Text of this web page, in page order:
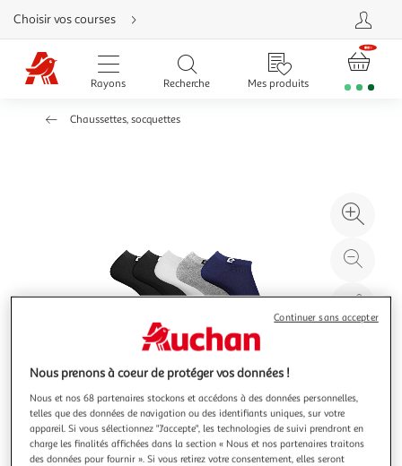
Aller
directement
au
contenu
Aller
directement
Aller
Choisir vos courses
Rayons Recherche Mes produits
Chaussettes, socquettes
à
100
le
Illustration
précédente
Illustration
suivante
Nous prenons à coeur de protéger vos données !
Nous et nos 68 partenaires stockons et accédons à des données personnelles,
telles que des données de navigation ou des identifiants uniques, sur votre
appareil. Si vous sélectionnez "J'accepte", les technologies de suivi prendront en
charge les finalités affichées dans la section « Nous et nos partenaires traitons
des données pour fournir ». Si vous retirez votre consentement, elles seront
Continuer sans accepter